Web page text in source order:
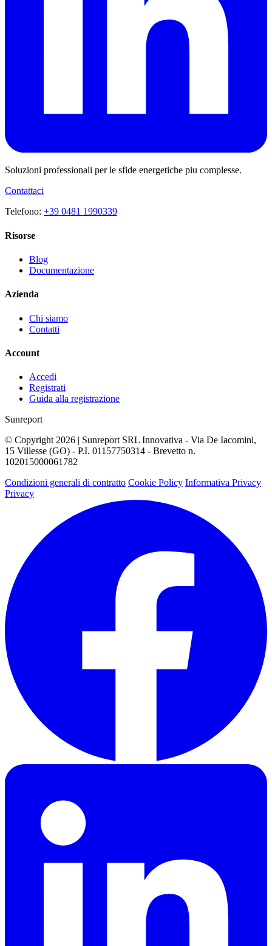
Soluzioni professionali per le sfide energetiche piu complesse.
Contattaci
Telefono: +39 0481 1990339
Risorse
Blog
Documentazione
Azienda
Chi siamo
Contatti
Account
Accedi
Registrati
Guida alla registrazione
Sunreport
© Copyright 2026 | Sunreport SRL Innovativa - Via De Iacomini,
15 Villesse (GO) - P.I. 01157750314 - Brevetto n.
102015000061782
Condizioni generali di contratto Cookie Policy Informativa Privacy
Privacy